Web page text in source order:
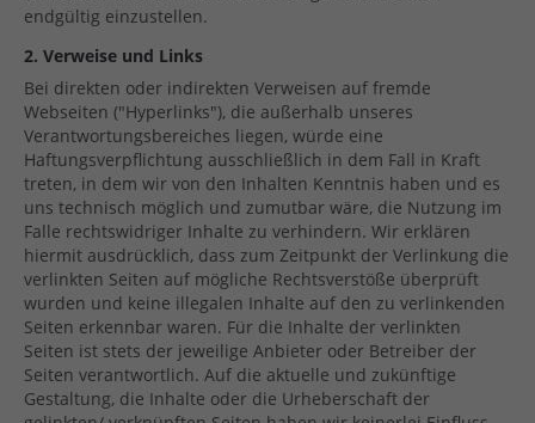
endgültig einzustellen.
2. Verweise und Links
Bei direkten oder indirekten Verweisen auf fremde
Webseiten ("Hyperlinks"), die außerhalb unseres
Verantwortungsbereiches liegen, würde eine
Haftungsverpflichtung ausschließlich in dem Fall in Kraft
treten, in dem wir von den Inhalten Kenntnis haben und es
uns technisch möglich und zumutbar wäre, die Nutzung im
Falle rechtswidriger Inhalte zu verhindern. Wir erklären
hiermit ausdrücklich, dass zum Zeitpunkt der Verlinkung die
verlinkten Seiten auf mögliche Rechtsverstöße überprüft
wurden und keine illegalen Inhalte auf den zu verlinkenden
Seiten erkennbar waren. Für die Inhalte der verlinkten
Seiten ist stets der jeweilige Anbieter oder Betreiber der
Seiten verantwortlich. Auf die aktuelle und zukünftige
Gestaltung, die Inhalte oder die Urheberschaft der